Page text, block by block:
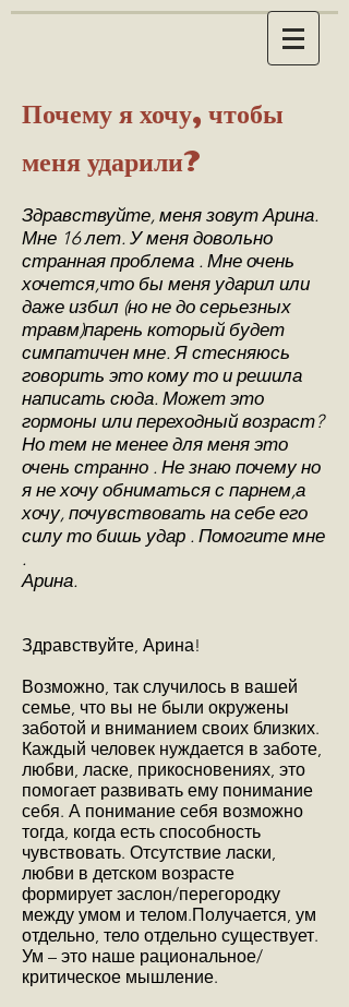
Почему я хочу, чтобы
меня ударили?
Здравствуйте, меня зовут Арина.
Мне 16 лет. У меня довольно
странная проблема . Мне очень
хочется,что бы меня ударил или
даже избил (но не до серьезных
травм)парень который будет
симпатичен мне. Я стесняюсь
говорить это кому то и решила
написать сюда. Может это
гормоны или переходный возраст?
Но тем не менее для меня это
очень странно . Не знаю почему но
я не хочу обниматься с парнем,а
хочу, почувствовать на себе его
силу то бишь удар . Помогите мне
.
Арина.
Здравствуйте, Арина!
Возможно, так случилось в вашей
семье, что вы не были окружены
заботой и вниманием своих близких.
Каждый человек нуждается в заботе,
любви, ласке, прикосновениях, это
помогает развивать ему понимание
себя. А понимание себя возможно
тогда, когда есть способность
чувствовать. Отсутствие ласки,
любви в детском возрасте
формирует заслон/перегородку
между умом и телом.Получается, ум
отдельно, тело отдельно существует.
Ум – это наше рациональное/
критическое мышление.